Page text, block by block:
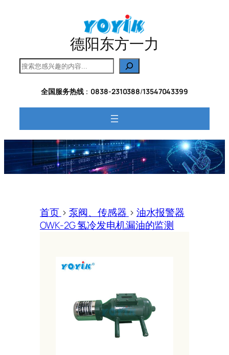
德阳东方一力
搜
索
全国服务热线： 0838-2310388/13547043399
首页 > 泵阀、传感器 > 油水报警器
OWK-2G 氢冷发电机漏油的监测